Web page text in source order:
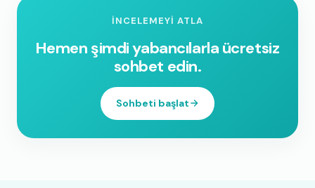
İNCELEMEYI ATLA
Hemen şimdi yabancılarla ücretsiz
sohbet edin.
Sohbeti başlat